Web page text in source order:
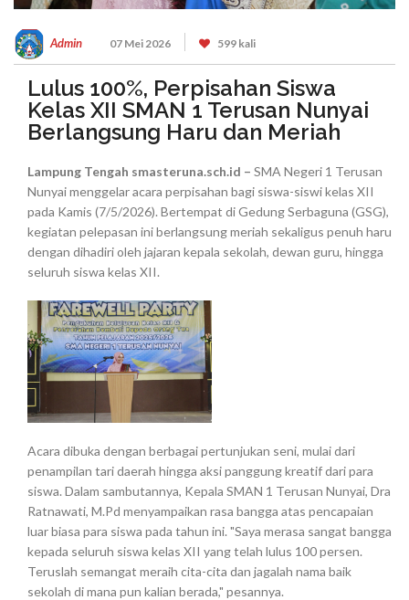
Admin 07 Mei 2026 599 kali
Lulus 100%, Perpisahan Siswa
Kelas XII SMAN 1 Terusan Nunyai
Berlangsung Haru dan Meriah
Lampung Tengah smasteruna.sch.id – SMA Negeri 1 Terusan
Nunyai menggelar acara perpisahan bagi siswa-siswi kelas XII
pada Kamis (7/5/2026). Bertempat di Gedung Serbaguna (GSG),
kegiatan pelepasan ini berlangsung meriah sekaligus penuh haru
dengan dihadiri oleh jajaran kepala sekolah, dewan guru, hingga
seluruh siswa kelas XII.
Acara dibuka dengan berbagai pertunjukan seni, mulai dari
penampilan tari daerah hingga aksi panggung kreatif dari para
siswa. Dalam sambutannya, Kepala SMAN 1 Terusan Nunyai, Dra
Ratnawati, M.Pd menyampaikan rasa bangga atas pencapaian
luar biasa para siswa pada tahun ini. "Saya merasa sangat bangga
kepada seluruh siswa kelas XII yang telah lulus 100 persen.
Teruslah semangat meraih cita-cita dan jagalah nama baik
sekolah di mana pun kalian berada," pesannya.